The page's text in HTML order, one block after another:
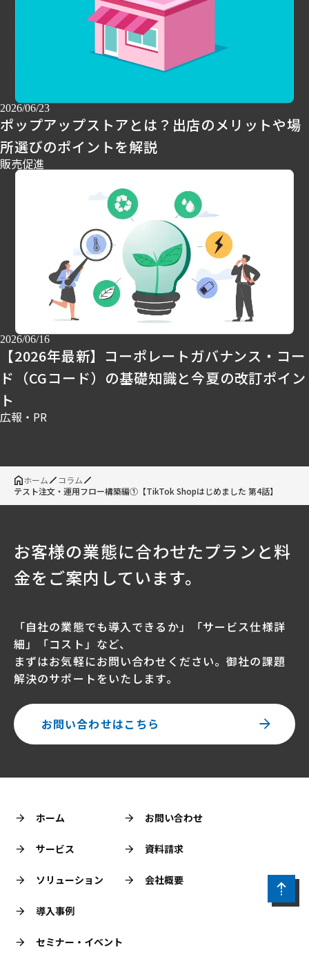
2026/06/23
ポップアップストアとは？出店のメリットや場
所選びのポイントを解説
販売促進
2026/06/16
【2026年最新】コーポレートガバナンス・コー
ド（CGコード）の基礎知識と今夏の改訂ポイン
ト
広報・PR
ホーム
コラム
テスト注文・運用フロー構築編①【TikTok Shopはじめました 第4話】
お客様の業態に合わせたプランと料
金をご案内しています。
「自社の業態でも導入できるか」「サービス仕様詳
細」「コスト」など、
まずはお気軽にお問い合わせください。御社の課題
解決のサポートをいたします。
お問い合わせはこちら
ホーム
サービス
ソリューション
導入事例
セミナー・イベント
お問い合わせ
資料請求
会社概要